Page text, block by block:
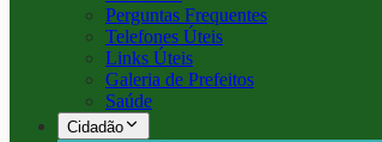
Perguntas Frequentes
Telefones Úteis
Links Úteis
Galeria de Prefeitos
Saúde
Cidadão